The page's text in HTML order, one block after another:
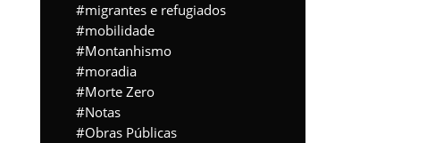
migrantes e refugiados
mobilidade
Montanhismo
moradia
Morte Zero
Notas
Obras Públicas